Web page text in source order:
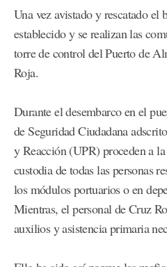
Una vez avistado y rescatado el
establecido y se realizan las
torre de control del Puerto de
Roja.
Durante el desembarco en el
de Seguridad Ciudadana
y Reacción (UPR) proceden a
custodia de todas las personas
los módulos portuarios o en
Mientras, el personal de Cruz
auxilios y asistencia primaria